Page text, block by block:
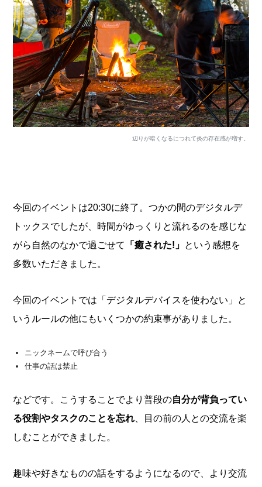
辺りが暗くなるにつれて炎の存在感が増す。
今回のイベントは20:30に終了。つかの間のデジタルデ
トックスでしたが、時間がゆっくりと流れるのを感じな
がら自然のなかで過ごせて
「癒された!」 という感想を
多数いただきました。
今回のイベントでは「デジタルデバイスを使わない」と
いうルールの他にもいくつかの約束事がありました。
ニックネームで呼び合う
仕事の話は禁止
などです。こうすることでより普段の自分が背負ってい
る役割やタスクのことを忘れ 、目の前の人との交流を楽
しむことができました。
趣味や好きなものの話をするようになるので、より交流